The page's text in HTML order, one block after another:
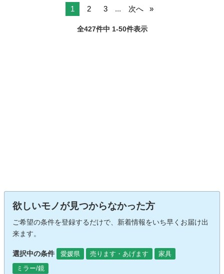
1 2 3 ... 次へ
全427件中 1-50件表示
欲しいモノが見つからなかった方
ご希望の条件を登録するだけで、新着情報をいち早くお届け出
来ます。
選択中の条件 愛媛県 売ります・あげます
家具
ミラー/鏡